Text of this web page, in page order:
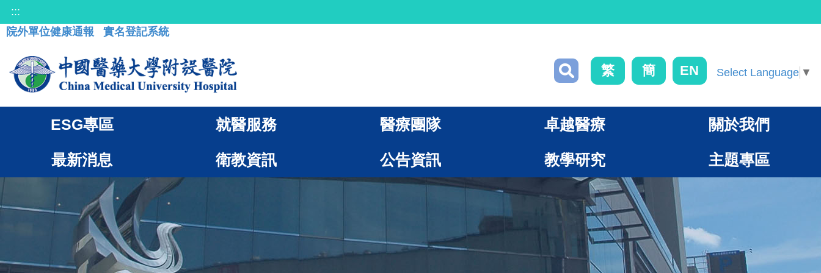
:::
院外單位健康通報
實名登記系統
繁 簡 EN Select Language ▼
ESG專區 就醫服務 醫療團隊 卓越醫療 關於我們
最新消息 衛教資訊 公告資訊 教學研究 主題專區